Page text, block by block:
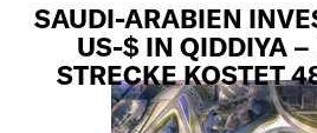
SAUDI-ARABIEN
US-$ IN QIDDIYA –
STRECKE KOSTET